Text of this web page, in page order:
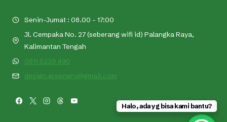
Senin-Jumat : 08.00 - 17:00
Jl. Cempaka No. 27 (seberang wifi id) Palangka Raya,
Kalimantan Tengah
0811 5239 490
design.greenery@gmail.com
Halo, ada yg bisa kami bantu?